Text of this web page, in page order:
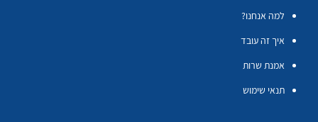
למה אנחנו?
איך זה עובד
אמנת שרות
תנאי שימוש